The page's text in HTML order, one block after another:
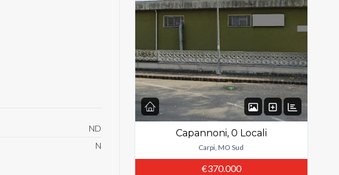
ND
N
Capannoni, 0 Locali
Carpi, MO Sud
€370.000